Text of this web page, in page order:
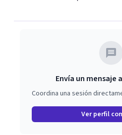
Envía un mensaje
Coordina una sesión
Ver perfil